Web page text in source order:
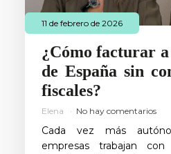
11 de febrero de 2026
¿Cómo facturar
de España sin
fiscales?
Elena No hay comentarios
Cada vez más
empresas trabajan